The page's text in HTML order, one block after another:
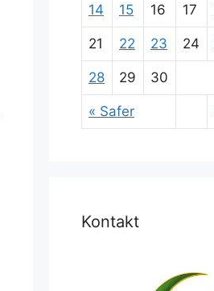
« Safer
14 15 16 17
21 22 23 24
28 29 30
Kontakt